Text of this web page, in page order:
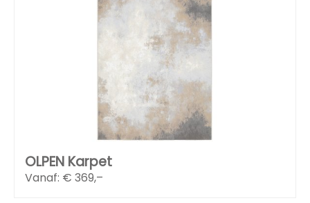
OLPEN Karpet
Vanaf: € 369,–